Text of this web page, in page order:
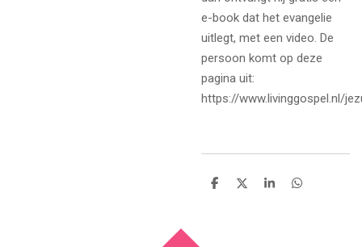
e-book dat het evangelie
uitlegt, met een video. De
persoon komt op deze
pagina uit:
https://www.livinggospel.nl/
D
D
S
D